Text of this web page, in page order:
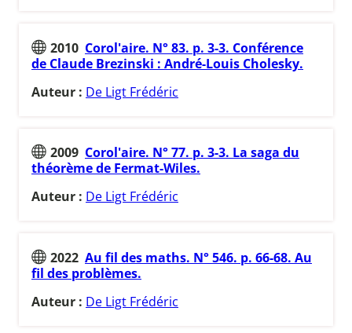
2010 Corol'aire. N° 83. p. 3-3. Conférence
de Claude Brezinski : André-Louis Cholesky.
Auteur : De Ligt Frédéric
2009 Corol'aire. N° 77. p. 3-3. La saga du
théorème de Fermat-Wiles.
Auteur : De Ligt Frédéric
2022 Au fil des maths. N° 546. p. 66-68. Au
fil des problèmes.
Auteur : De Ligt Frédéric